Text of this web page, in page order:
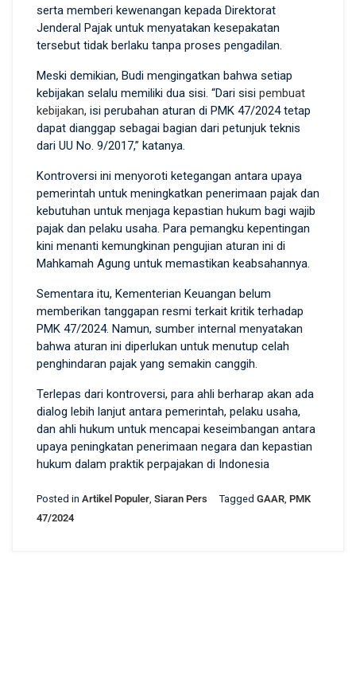
serta memberi kewenangan kepada Direktorat
Jenderal Pajak untuk menyatakan kesepakatan
tersebut tidak berlaku tanpa proses pengadilan.
Meski demikian, Budi mengingatkan bahwa setiap
kebijakan selalu memiliki dua sisi. “Dari sisi pembuat
kebijakan, isi perubahan aturan di PMK 47/2024 tetap
dapat dianggap sebagai bagian dari petunjuk teknis
dari UU No. 9/2017,” katanya.
Kontroversi ini menyoroti ketegangan antara upaya
pemerintah untuk meningkatkan penerimaan pajak dan
kebutuhan untuk menjaga kepastian hukum bagi wajib
pajak dan pelaku usaha. Para pemangku kepentingan
kini menanti kemungkinan pengujian aturan ini di
Mahkamah Agung untuk memastikan keabsahannya.
Sementara itu, Kementerian Keuangan belum
memberikan tanggapan resmi terkait kritik terhadap
PMK 47/2024. Namun, sumber internal menyatakan
bahwa aturan ini diperlukan untuk menutup celah
penghindaran pajak yang semakin canggih.
Terlepas dari kontroversi, para ahli berharap akan ada
dialog lebih lanjut antara pemerintah, pelaku usaha,
dan ahli hukum untuk mencapai keseimbangan antara
upaya peningkatan penerimaan negara dan kepastian
hukum dalam praktik perpajakan di Indonesia
Posted in Artikel Populer Siaran Pers Tagged GAAR PMK
47/2024